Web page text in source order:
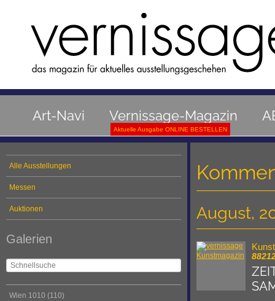
Art-Navi Vernissage-Magazin
Aktuelle Ausgabe ONLINE BESTELLEN
Alle Ausstellungen
Messen
Auktionen
Galerien
Wien 1010 (110)
August,